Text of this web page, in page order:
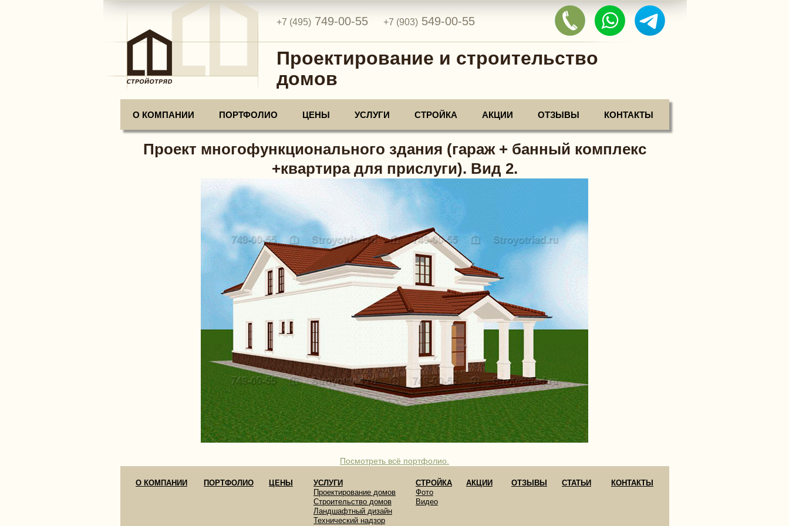
Проектирование и строительство
домов
+7 (495)749-00-55 +7 (903)549-00-55
О КОМПАНИИ ПОРТФОЛИО ЦЕНЫ УСЛУГИ СТРОЙКА АКЦИИ ОТЗЫВЫ КОНТАКТЫ
Проект многофункционального здания (гараж + банный комплекс
+квартира для прислуги). Вид 2.
Посмотреть всё портфолио.
О КОМПАНИИ ПОРТФОЛИО ЦЕНЫ
УСЛУГИ
Проектирование домов
Строительство домов
Ландшафтный дизайн
Технический надзор
СТРОЙКА
Фото
Видео
АКЦИИ ОТЗЫВЫ СТАТЬИ КОНТАКТЫ